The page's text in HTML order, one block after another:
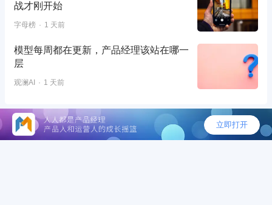
战才刚开始
字母榜 1 天前
模型每周都在更新，产品经理该站在哪一
层
观澜AI 1 天前
©2026 - 人人都是产品经理